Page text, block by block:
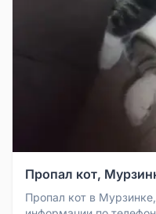
Пропал кот,
Пропал кот в